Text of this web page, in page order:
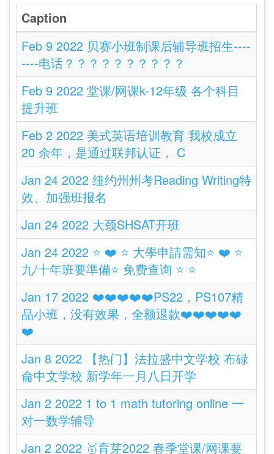
Caption
Feb 9 2022 贝赛小班制课后辅导班招生----
----电话？？？？？？？？？？
Feb 9 2022 堂课/网课k-12年级 各个科目
提升班
Feb 2 2022 美式英语培训教育 我校成立
20 余年，是通过联邦认证， C
Jan 24 2022 纽约州州考Reading Writing特
效、加强班报名
Jan 24 2022 大颈SHSAT开班
Jan 24 2022 ⭐️ ❤️ ⭐️ 大學申請需知⭐️ ❤️ ⭐️
九/十年班要準備⭐️ 免费查询 ⭐️ ⭐️
Jan 17 2022 ❤️❤️❤️❤️❤️PS22，PS107精
品小班，没有效果，全额退款❤️❤️❤️❤️❤️
❤️
Jan 8 2022 【热门】法拉盛中文学校 布碌
侖中文学校 新学年一月八日开学
Jan 2 2022 1 to 1 math tutoring online 一
对一数学辅导
Jan 2 2022 🥇育芽2022 春季堂课/网课要